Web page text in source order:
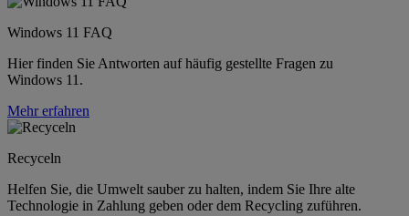
Windows 11 FAQ
Hier finden Sie Antworten auf häufig gestellte Fragen zu
Windows 11.
Mehr erfahren
Recyceln
Helfen Sie, die Umwelt sauber zu halten, indem Sie Ihre alte
Technologie in Zahlung geben oder dem Recycling zuführen.